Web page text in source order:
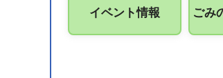
イベント情報 ごみ